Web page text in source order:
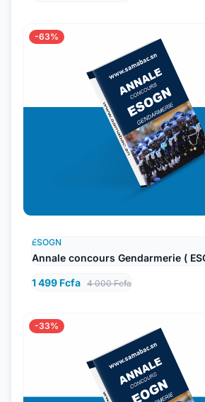
-63%
ESOGN
Annale concours Gendarmerie (
1 499 Fcfa 4 000 Fcfa
-33%